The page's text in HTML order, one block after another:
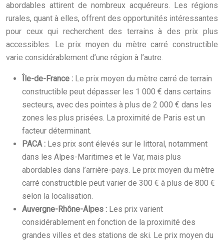
abordables attirent de nombreux acquéreurs. Les régions
rurales, quant à elles, offrent des opportunités intéressantes
pour ceux qui recherchent des terrains à des prix plus
accessibles. Le prix moyen du mètre carré constructible
varie considérablement d’une région à l’autre.
Île-de-France : Le prix moyen du mètre carré de terrain
constructible peut dépasser les 1 000 € dans certains
secteurs, avec des pointes à plus de 2 000 € dans les
zones les plus prisées. La proximité de Paris est un
facteur déterminant.
PACA : Les prix sont élevés sur le littoral, notamment
dans les Alpes-Maritimes et le Var, mais plus
abordables dans l’arrière-pays. Le prix moyen du mètre
carré constructible peut varier de 300 € à plus de 800 €
selon la localisation.
Auvergne-Rhône-Alpes : Les prix varient
considérablement en fonction de la proximité des
grandes villes et des stations de ski. Le prix moyen du